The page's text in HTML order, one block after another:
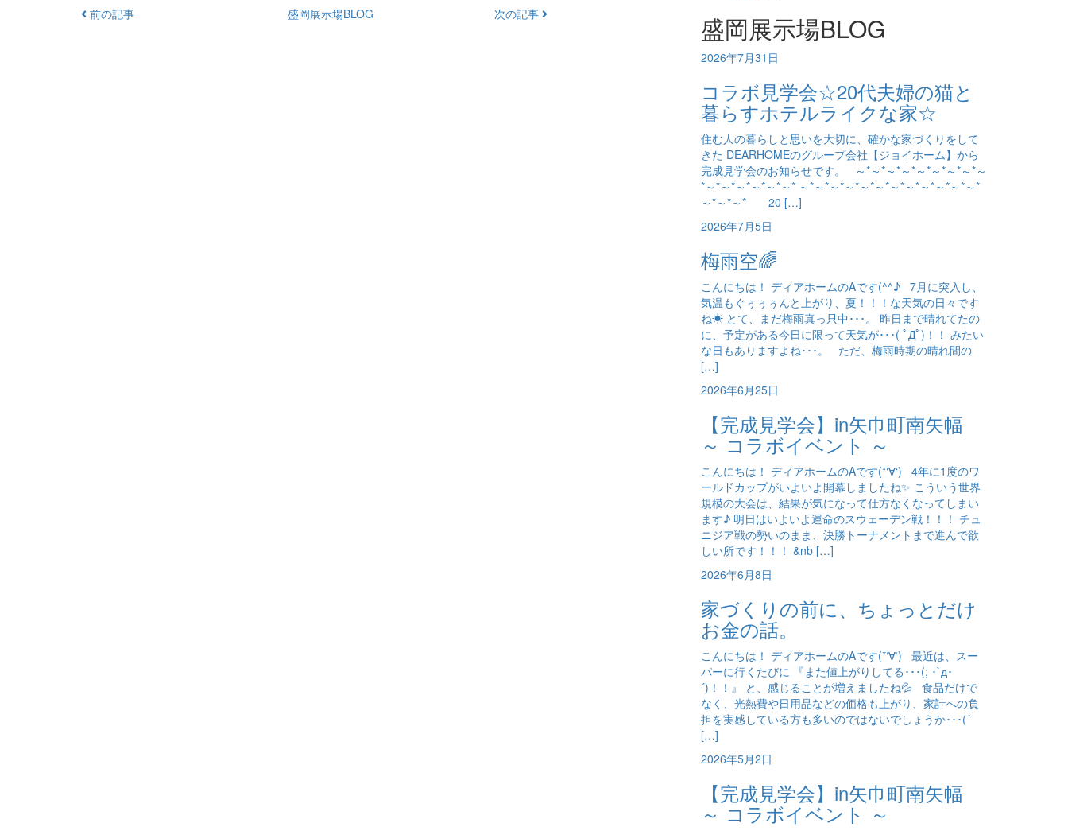
前の記事 盛岡展示場BLOG 次の記事 盛岡展示場BLOG
2026年7月31日
コラボ見学会☆20代夫婦の猫と
暮らすホテルライクな家☆
住む人の暮らしと思いを大切に、確かな家づくりをして
きた DEARHOMEのグループ会社【ジョイホーム】から
完成見学会のお知らせです。 ～*～*～*～*～*～*～*～*～
*～*～*～*～*～*～* ～*～*～*～*～*～*～*～*～*～*～*～*
～*～*～* 20 […]
2026年7月5日
梅雨空🌈
こんにちは！ ディアホームのAです(^^♪ 7月に突入し、
気温もぐぅぅぅんと上がり、夏！！！な天気の日々です
ね☀ とて、まだ梅雨真っ只中･･･。 昨日まで晴れてたの
に、予定がある今日に限って天気が･･･( ﾟДﾟ)！！ みたい
な日もありますよね･･･。 ただ、梅雨時期の晴れ間の
[…]
2026年6月25日
【完成見学会】in矢巾町南矢幅
～ コラボイベント ～
こんにちは！ ディアホームのAです(*‘∀‘) 4年に1度のワ
ールドカップがいよいよ開幕しましたね✨ こういう世界
規模の大会は、結果が気になって仕方なくなってしまい
ます♪ 明日はいよいよ運命のスウェーデン戦！！！ チュ
ニジア戦の勢いのまま、決勝トーナメントまで進んで欲
しい所です！！！ &nb […]
2026年6月8日
家づくりの前に、ちょっとだけ
お金の話。
こんにちは！ ディアホームのAです(*‘∀‘) 最近は、スー
パーに行くたびに 『また値上がりしてる･･･(; ･`д･
´)！！』 と、感じることが増えましたね💦 食品だけで
なく、光熱費や日用品などの価格も上がり、家計への負
担を実感している方も多いのではないでしょうか･･･(´
[…]
2026年5月2日
【完成見学会】in矢巾町南矢幅
～ コラボイベント ～